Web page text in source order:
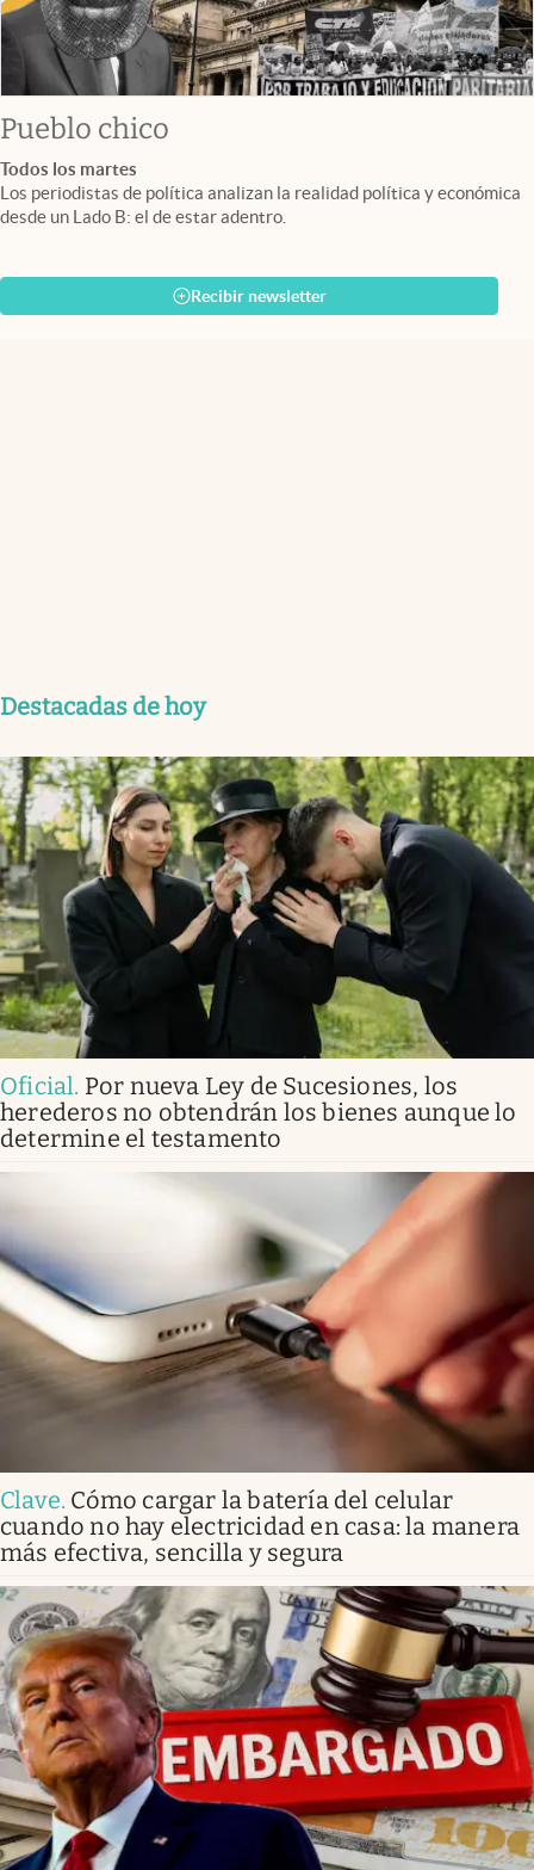
Pueblo chico
Todos los martes
Los periodistas de política analizan la realidad política y económica
desde un Lado B: el de estar adentro.
Recibir newsletter
Destacadas de hoy
Oficial. Por nueva Ley de Sucesiones, los
herederos no obtendrán los bienes aunque lo
determine el testamento
Clave. Cómo cargar la batería del celular
cuando no hay electricidad en casa: la manera
más efectiva, sencilla y segura